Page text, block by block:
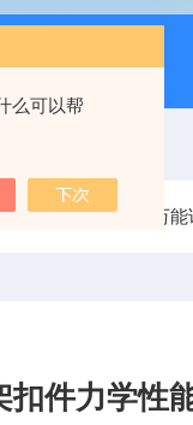
么可以帮
验机 专用电子万能
扣件力学性